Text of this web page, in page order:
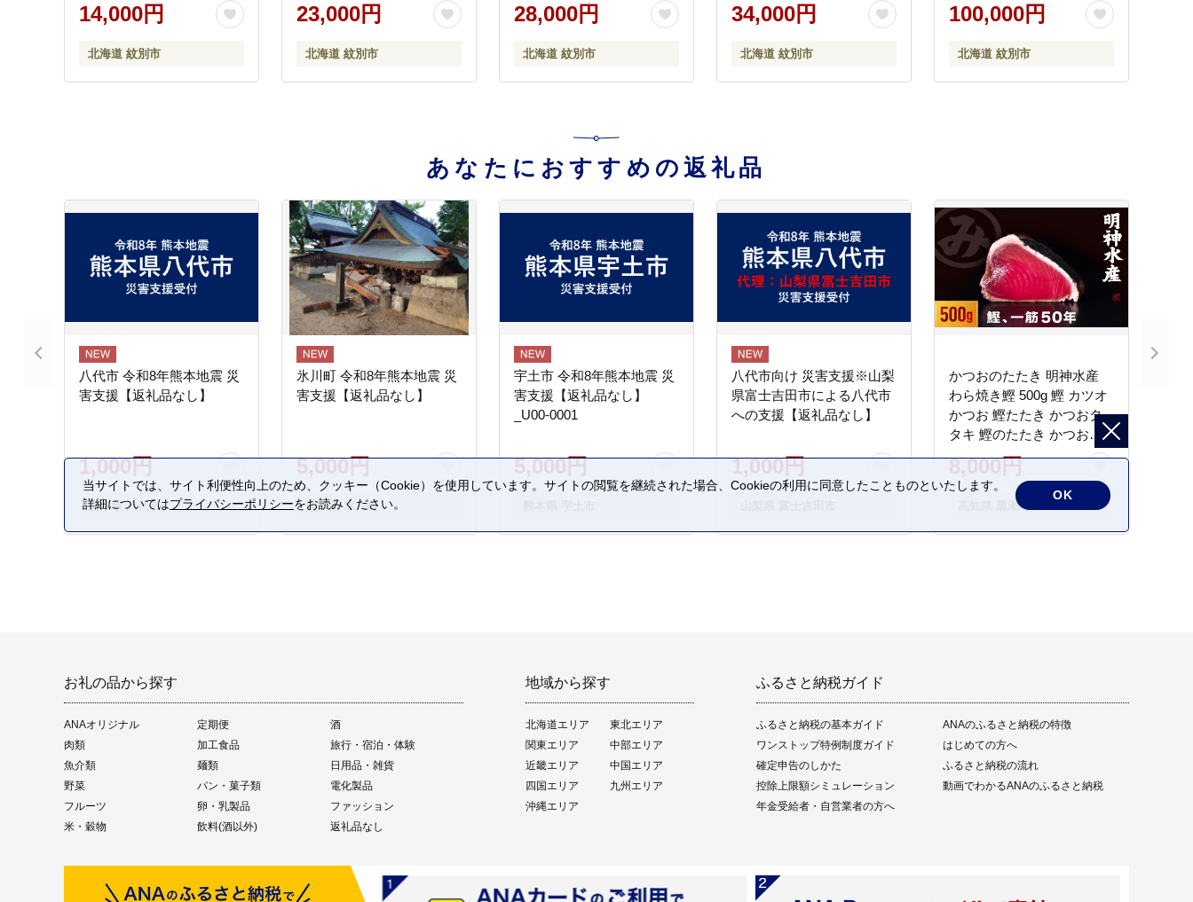
14,000円
北海道 紋別市
23,000円
北海道 紋別市
28,000円
北海道 紋別市
34,000円
北海道 紋別市
100,000円
北海道 紋別市
あなたにおすすめの返礼品
八代市 令和8年熊本地震 災
害支援【返礼品なし】
1,000円
熊本県 八代市
氷川町 令和8年熊本地震 災
害支援【返礼品なし】
5,000円
熊本県 氷川町
宇土市 令和8年熊本地震 災
害支援【返礼品なし】
_U00-0001
5,000円
八代市向け 災害支援※山梨
県富士吉田市による八代市
への支援【返礼品なし】
1,000円
かつおのたたき 明神水産
わら焼き鰹 500g 鰹 カツオ
かつお 鰹たたき かつおタ
タキ 鰹のたたき かつおの
タタキ 藁焼き わら焼き 魚
さかな 海鮮 刺身 お刺身 冷
凍 ご家庭用 グルメ 特産品
ご当地 本場 高知 黒潮町 ギ
フト 贈答品 人気 返礼品 ふ
8,000円
高知県 黒潮町
お礼の品から探す
ANAオリジナル 定期便
酒
肉類
加工食品
旅行・宿泊・体験
魚介類
麺類
日用品・雑貨
野菜
パン・菓子類
電化製品
フルーツ
卵・乳製品
ファッション
米・穀物
飲料(酒以外) 返礼品なし
地域から探す
北海道エリア
東北エリア
関東エリア
中部エリア
近畿エリア
中国エリア
四国エリア
九州エリア
沖縄エリア
ふるさと納税ガイド
ふるさと納税の基本ガイド
ANAのふるさと納税の特徴
ワンストップ特例制度ガイド
はじめての方へ
確定申告のしかた
ふるさと納税の流れ
控除上限額シミュレーション
動画でわかるANAのふるさと納税
年金受給者・自営業者の方へ
当サイトでは、サイト利便性向上のため、クッキー（Cookie）を使用しています。サイトの閲覧を継続された場合、Cookieの利用に同意したことものといたします。
詳細についてはプライバシーポリシーをお読みください。
OK